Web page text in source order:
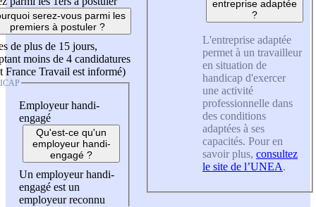
serez-vous parmi les
premiers à postuler ?
de plus de 15 jours,
moins de 4 candidatures
France Travail est informé)
Employeur handi-
engagé
Qu'est-ce qu'un
employeur handi-
engagé ?
Un employeur handi-
engagé est un
employeur reconnu
entreprise adaptée
?
L'entreprise adaptée
permet à un travailleur
en situation de
handicap d'exercer
une activité
professionnelle dans
des conditions
adaptées à ses
capacités. Pour en
savoir plus, consultez
le site de l’UNEA.